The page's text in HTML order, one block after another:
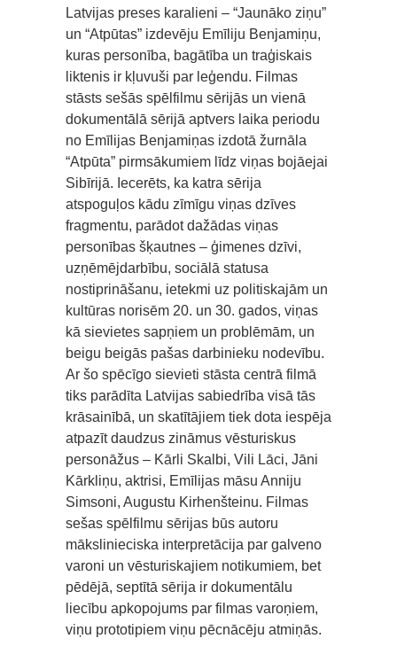
Latvijas preses karalieni – “Jaunāko ziņu”
un “Atpūtas” izdevēju Emīliju Benjamiņu,
kuras personība, bagātība un traģiskais
liktenis ir kļuvuši par leģendu. Filmas
stāsts sešās spēlfilmu sērijās un vienā
dokumentālā sērijā aptvers laika periodu
no Emīlijas Benjamiņas izdotā žurnāla
“Atpūta” pirmsākumiem līdz viņas bojāejai
Sibīrijā. Iecerēts, ka katra sērija
atspoguļos kādu zīmīgu viņas dzīves
fragmentu, parādot dažādas viņas
personības šķautnes – ģimenes dzīvi,
uzņēmējdarbību, sociālā statusa
nostiprināšanu, ietekmi uz politiskajām un
kultūras norisēm 20. un 30. gados, viņas
kā sievietes sapņiem un problēmām, un
beigu beigās pašas darbinieku nodevību.
Ar šo spēcīgo sievieti stāsta centrā filmā
tiks parādīta Latvijas sabiedrība visā tās
krāsainībā, un skatītājiem tiek dota iespēja
atpazīt daudzus zināmus vēsturiskus
personāžus – Kārli Skalbi, Vili Lāci, Jāni
Kārkliņu, aktrisi, Emīlijas māsu Anniju
Simsoni, Augustu Kirhenšteinu. Filmas
sešas spēlfilmu sērijas būs autoru
mākslinieciska interpretācija par galveno
varoni un vēsturiskajiem notikumiem, bet
pēdējā, septītā sērija ir dokumentālu
liecību apkopojums par filmas varoņiem,
viņu prototipiem viņu pēcnācēju atmiņās.